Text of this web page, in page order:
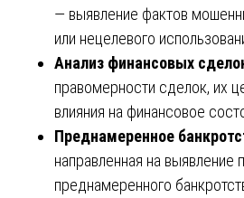
— выявление фактов
или нецелевого
Анализ финансовых
правомерности сделок, их
влияния на финансовое
Преднамеренное
направленная на выявление
преднамеренного